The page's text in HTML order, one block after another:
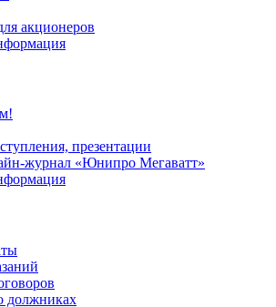
акционеров
презентации
журнал «Юнипро Мегаватт»
должниках